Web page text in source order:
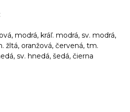
modrá, kráľ. modrá, sv. modrá,
žltá, oranžová, červená, tm.
sv. hnedá, šedá, čierna